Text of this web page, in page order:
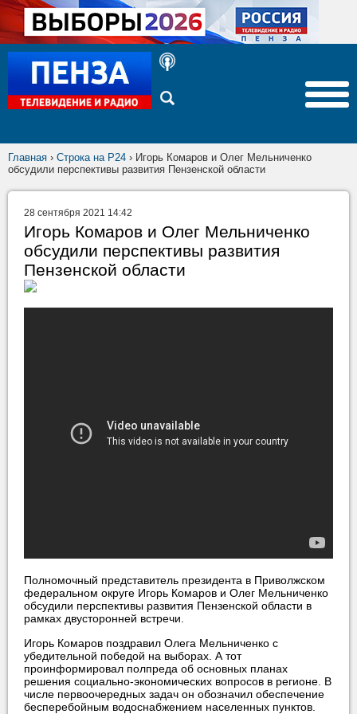
Главная › Строка на Р24 › Игорь Комаров и Олег Мельниченко
обсудили перспективы развития Пензенской области
28 сентября 2021 14:42
Игорь Комаров и Олег Мельниченко
обсудили перспективы развития
Пензенской области
Полномочный представитель президента в Приволжском
федеральном округе Игорь Комаров и Олег Мельниченко
обсудили перспективы развития Пензенской области в
рамках двусторонней встречи.
Игорь Комаров поздравил Олега Мельниченко с
убедительной победой на выборах. А тот
проинформировал полпреда об основных планах
решения социально-экономических вопросов в регионе. В
числе первоочередных задач он обозначил обеспечение
бесперебойным водоснабжением населенных пунктов.